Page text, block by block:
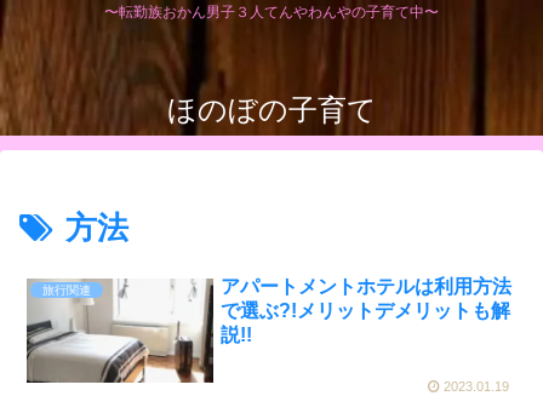
〜転勤族おかん男子３人てんやわんやの子育て中〜
ほのぼの子育て
方法
旅行関連
アパートメントホテルは利用方法
で選ぶ?!メリットデメリットも解
説!!
2023.01.19